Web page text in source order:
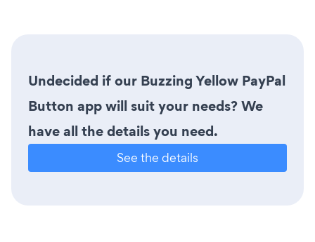
Undecided if our Buzzing Yellow PayPal
Button app will suit your needs? We
have all the details you need.
See the details